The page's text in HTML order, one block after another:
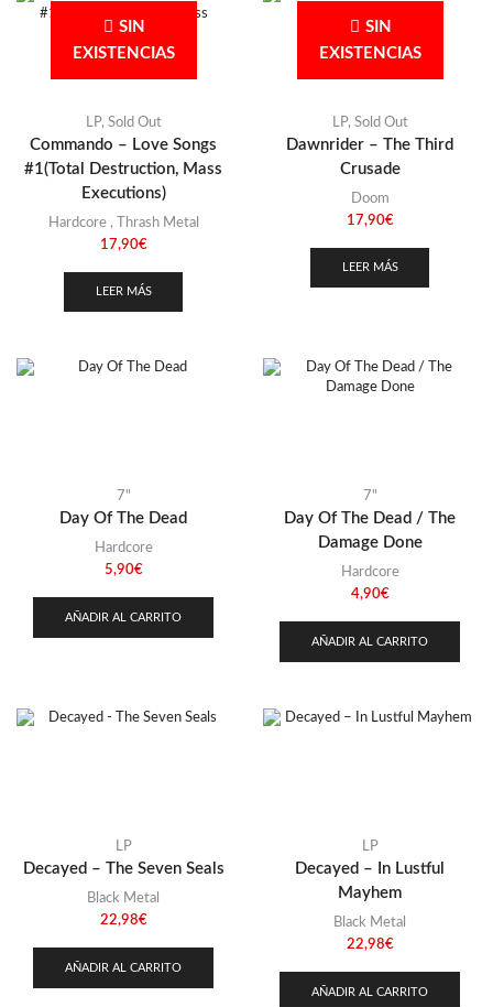
SIN
EXISTENCIAS
LP, Sold Out
Commando – Love Songs
#1(Total Destruction, Mass
Executions)
Hardcore,
Thrash Metal
17,90€
LEER MÁS
SIN
EXISTENCIAS
LP, Sold Out
Dawnrider – The Third
Crusade
Doom
17,90€
LEER MÁS
7"
Day Of The Dead
Hardcore
5,90€
AÑADIR AL CARRITO
7"
Day Of The Dead / The
Damage Done
Hardcore
4,90€
AÑADIR AL CARRITO
LP
Decayed – The Seven Seals
Black Metal
22,98€
AÑADIR AL CARRITO
LP
Decayed – In Lustful
Mayhem
Black Metal
22,98€
AÑADIR AL CARRITO